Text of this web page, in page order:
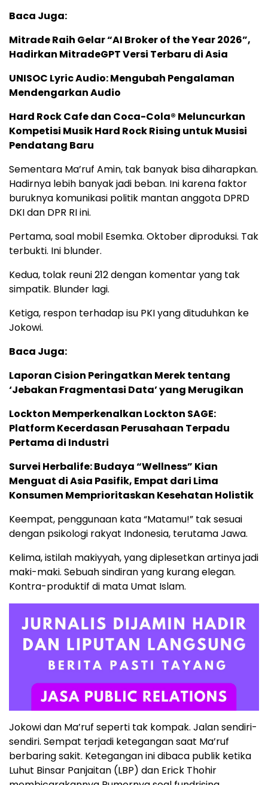
Baca Juga:
Mitrade Raih Gelar “AI Broker of the Year 2026”,
Hadirkan MitradeGPT Versi Terbaru di Asia
UNISOC Lyric Audio: Mengubah Pengalaman
Mendengarkan Audio
Hard Rock Cafe dan Coca-Cola® Meluncurkan
Kompetisi Musik Hard Rock Rising untuk Musisi
Pendatang Baru
Sementara Ma’ruf Amin, tak banyak bisa diharapkan.
Hadirnya lebih banyak jadi beban. Ini karena faktor
buruknya komunikasi politik mantan anggota DPRD
DKI dan DPR RI ini.
Pertama, soal mobil Esemka. Oktober diproduksi. Tak
terbukti. Ini blunder.
Kedua, tolak reuni 212 dengan komentar yang tak
simpatik. Blunder lagi.
Ketiga, respon terhadap isu PKI yang dituduhkan ke
Jokowi.
Baca Juga:
Laporan Cision Peringatkan Merek tentang
‘Jebakan Fragmentasi Data’ yang Merugikan
Lockton Memperkenalkan Lockton SAGE:
Platform Kecerdasan Perusahaan Terpadu
Pertama di Industri
Survei Herbalife: Budaya “Wellness” Kian
Menguat di Asia Pasifik, Empat dari Lima
Konsumen Memprioritaskan Kesehatan Holistik
Keempat, penggunaan kata “Matamu!” tak sesuai
dengan psikologi rakyat Indonesia, terutama Jawa.
Kelima, istilah makiyyah, yang diplesetkan artinya jadi
maki-maki. Sebuah sindiran yang kurang elegan.
Kontra-produktif di mata Umat Islam.
Jokowi dan Ma’ruf seperti tak kompak. Jalan sendiri-
sendiri. Sempat terjadi ketegangan saat Ma’ruf
berbaring sakit. Ketegangan ini dibaca publik ketika
Luhut Binsar Panjaitan (LBP) dan Erick Thohir